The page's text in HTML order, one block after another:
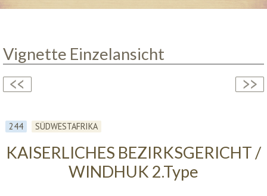
Vignette Einzelansicht
244 SÜDWESTAFRIKA
KAISERLICHES BEZIRKSGERICHT /
WINDHUK 2.Type